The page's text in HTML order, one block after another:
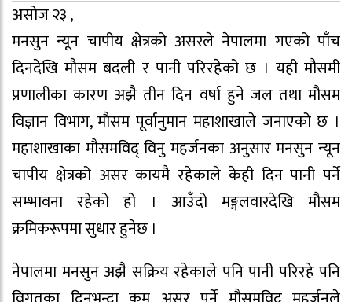
असोज २३ ,
मनसुन न्यून चापीय क्षेत्रको असरले नेपालमा गएको पाँच
दिनदेखि मौसम बदली र पानी परिरहेको छ । यही मौसमी
प्रणालीका कारण अझै तीन दिन वर्षा हुने जल तथा मौसम
विज्ञान विभाग, मौसम पूर्वानुमान महाशाखाले जनाएको छ ।
महाशाखाका मौसमविद् विनु महर्जनका अनुसार मनसुन न्यून
चापीय क्षेत्रको असर कायमै रहेकाले केही दिन पानी पर्ने
सम्भावना रहेको हो । आउँदो मङ्गलवारदेखि मौसम
क्रमिकरूपमा सुधार हुनेछ ।
नेपालमा मनसुन अझै सक्रिय रहेकाले पनि पानी परिरहे पनि